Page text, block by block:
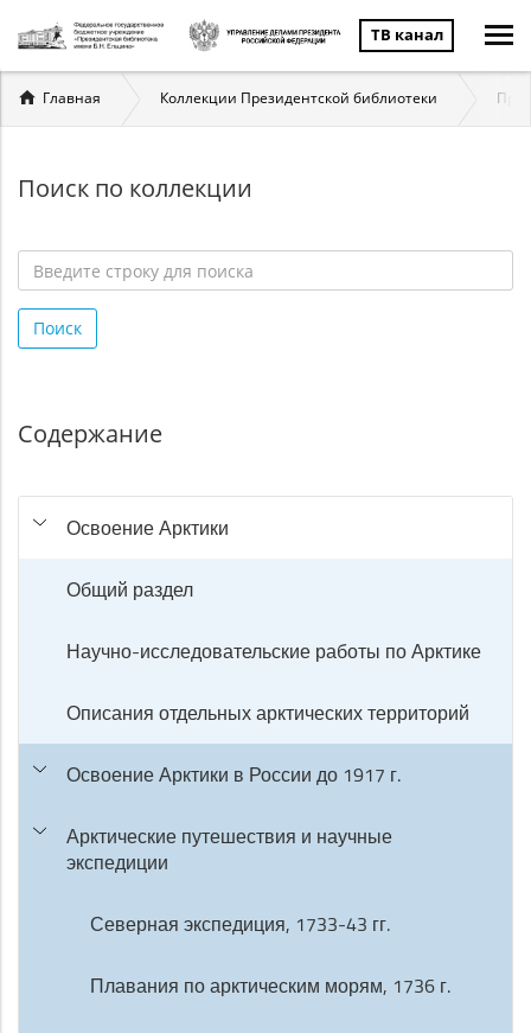
ТВ канал
Вы
здесь
Главная Коллекции Президентской библиотеки
Поиск по коллекции
строку
для
Поиск
Содержание
Освоение Арктики
Общий раздел
Научно-исследовательские работы по Арктике
Описания отдельных арктических территорий
Освоение Арктики в России до 1917 г.
Арктические путешествия и научные
экспедиции
Северная экспедиция, 1733-43 гг.
Плавания по арктическим морям, 1736 г.